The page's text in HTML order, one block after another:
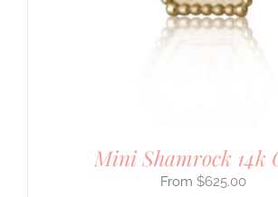
Mini Shamrock 14k
$625.00